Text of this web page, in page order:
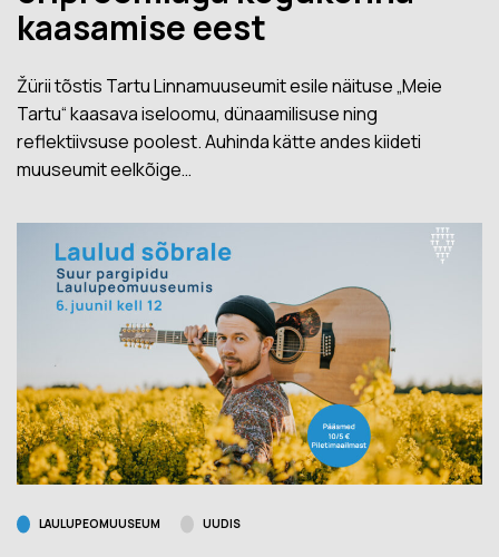
kaasamise eest
Žürii tõstis Tartu Linnamuuseumit esile näituse „Meie
Tartu“ kaasava iseloomu, dünaamilisuse ning
reflektiivsuse poolest. Auhinda kätte andes kiideti
muuseumit eelkõige…
LAULUPEOMUUSEUM UUDIS